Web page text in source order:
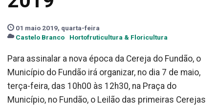
01 maio 2019, quarta-feira
Castelo Branco
Hortofruticultura & Floricultura
Para assinalar a nova época da Cereja do Fundão, o
Município do Fundão irá organizar, no dia 7 de maio,
terça-feira, das 10h00 às 12h30, na Praça do
Município, no Fundão, o Leilão das primeiras Cerejas